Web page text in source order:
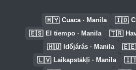
🇲🇾 Cuaca · Manila 🇮🇩
🇪🇸 El tiempo · Manila 🇹🇷
🇭🇺 Időjárás · Manila 🇪🇪
🇱🇻 Laikapstākļi · Manila